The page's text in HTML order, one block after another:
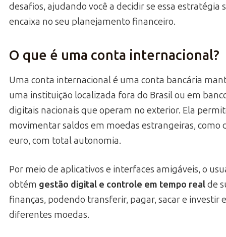
desafios, ajudando você a decidir se essa estratégia
encaixa no seu planejamento financeiro.
O que é uma conta internacional?
Uma conta internacional é uma conta bancária
uma instituição localizada fora do Brasil ou em
digitais nacionais que operam no exterior. Ela
movimentar saldos em moedas estrangeiras, como
euro, com total autonomia.
Por meio de aplicativos e interfaces amigáveis, o
obtém gestão digital e controle em tempo realde
finanças, podendo transferir, pagar, sacar e investir
diferentes moedas.